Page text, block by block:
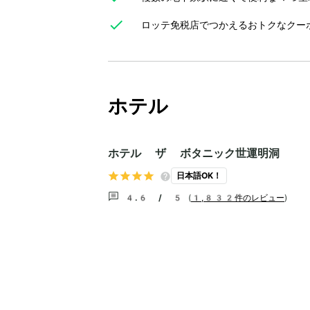
ロッテ免税店でつかえるおトクなク
ホテル
ホテル ザ ボタニック世運明洞
日本語OK！
4.6 / 5 ( 1,832件のレビュー)